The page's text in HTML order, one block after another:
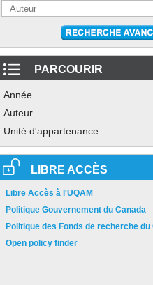
PARCOURIR
Année
Auteur
Unité d'appartenance
LIBRE ACCÈS
Libre Accès à l'UQAM
Politique Gouvernement du Canada
Politique des Fonds de recherche du
Open policy finder